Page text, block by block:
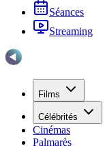
Séances
Streaming
Films
Célébrités
Cinémas
Palmarès